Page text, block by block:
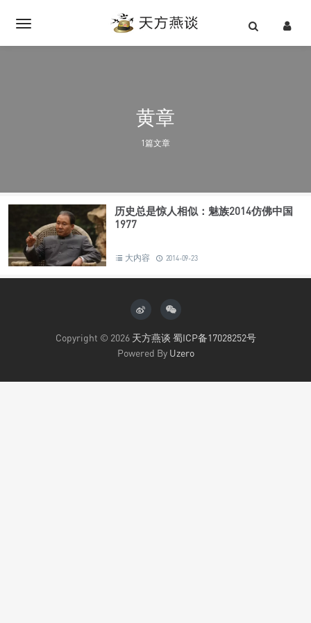
黄章
1篇文章
历史总是惊人相似：魅族2014仿佛中国
1977
大内容 2014-09-23
Copyright © 2026 天方燕谈 蜀ICP备17028252号
Powered By Uzero